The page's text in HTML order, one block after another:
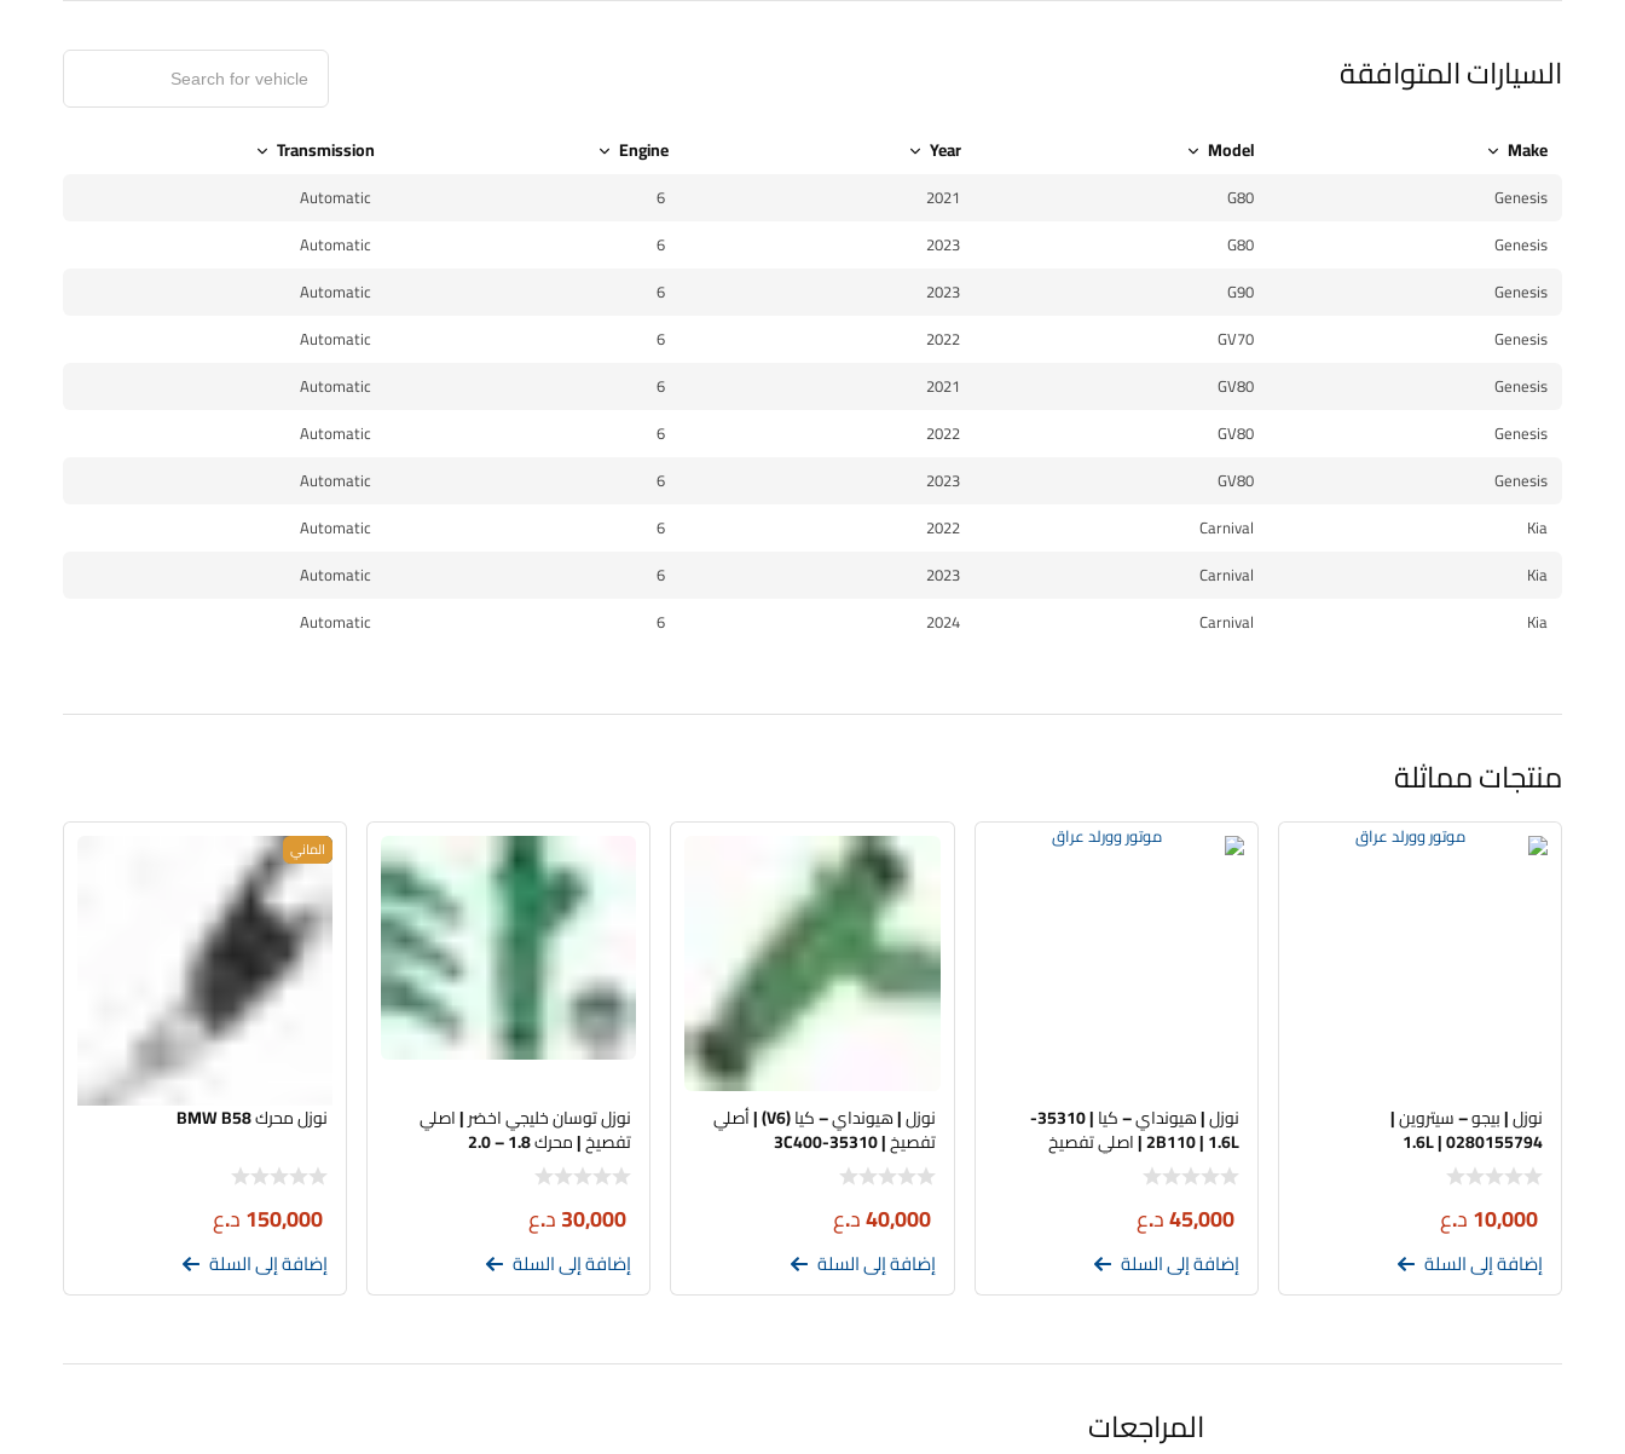
السيارات المتوافقة
Make
Model
Year
Engine
Transmission
Genesis
G80
2021
6
Automatic
Genesis
G80
2023
6
Automatic
Genesis
G90
2023
6
Automatic
Genesis
GV70
2022
6
Automatic
Genesis
GV80
2021
6
Automatic
Genesis
GV80
2022
6
Automatic
Genesis
GV80
2023
6
Automatic
Kia
Carnival
2022
6
Automatic
Kia
Carnival
2023
6
Automatic
Kia
Carnival
2024
6
Automatic
منتجات مماثلة
نوزل | بيجو – سيتروين |
0280155794 | 1.6L
10,000د.ع
إضافة إلى السلة
نوزل | هيونداي – كيا | 35310-
2B110 | 1.6L | اصلي تفصيخ
45,000د.ع
إضافة إلى السلة
نوزل | هيونداي – كيا (V6) | أصلي
تفصيخ | 35310-3C400
40,000د.ع
إضافة إلى السلة
نوزل توسان خليجي اخضر | اصلي
تفصيخ | محرك 1.8 – 2.0
30,000د.ع
إضافة إلى السلة
جديد
الماني
نوزل محرك BMW B58
150,000د.ع
إضافة إلى السلة
المراجعات